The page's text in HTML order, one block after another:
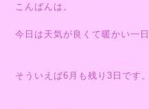
こんばんは。
今日は天気が良くて暖かい一日
そういえば6月も残り3日です。